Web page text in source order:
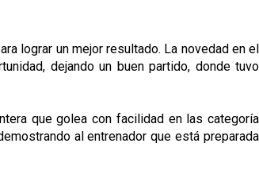
lograr un mejor resultado. La novedad en el
dejando un buen partido, donde tuvo
que golea con facilidad en las categoría
al entrenador que está preparada